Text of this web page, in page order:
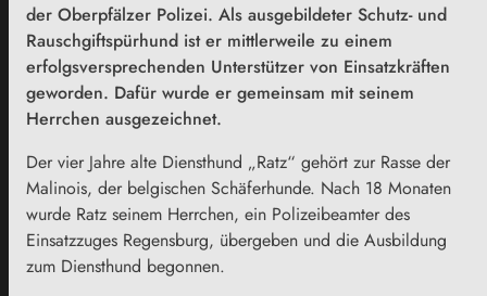
der Oberpfälzer Polizei. Als ausgebildeter Schutz- und
Rauschgiftspürhund ist er mittlerweile zu einem
erfolgsversprechenden Unterstützer von Einsatzkräften
geworden. Dafür wurde er gemeinsam mit seinem
Herrchen ausgezeichnet.
Der vier Jahre alte Diensthund „Ratz“ gehört zur Rasse der
Malinois, der belgischen Schäferhunde. Nach 18 Monaten
wurde Ratz seinem Herrchen, ein Polizeibeamter des
Einsatzzuges Regensburg, übergeben und die Ausbildung
zum Diensthund begonnen.